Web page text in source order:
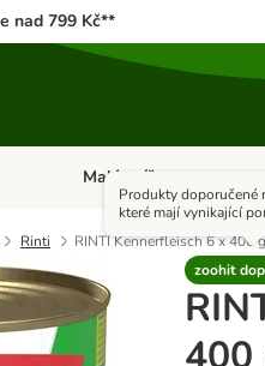
nad 799 Kč**
Otevřít menu: Kočky
Malá zvířata
Rinti
RINTI Kennerfleisch 6 x 400 g
zoohit
Produkty doporučené
které mají vynikající